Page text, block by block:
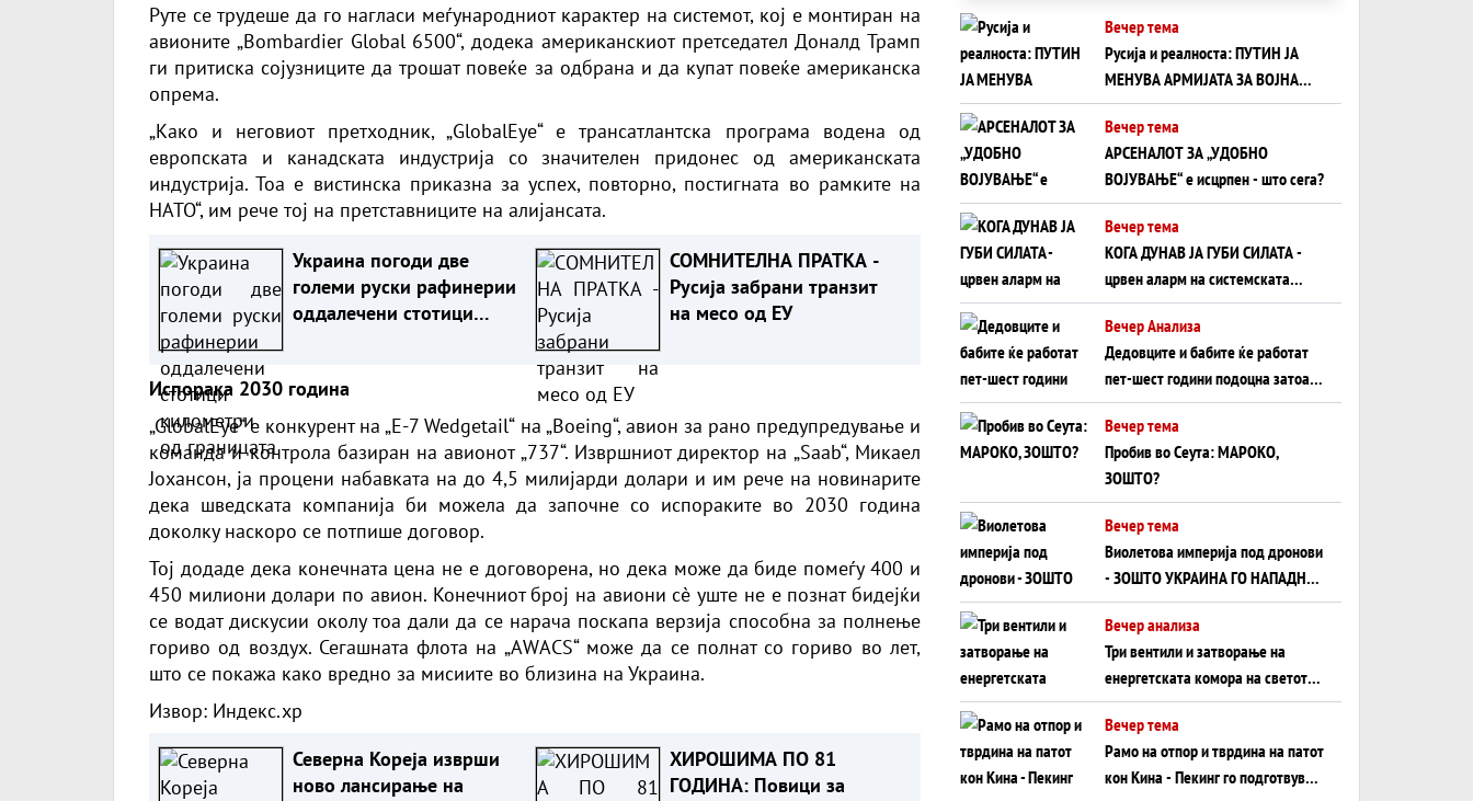
Руте се трудеше да го нагласи меѓународниот карактер на системот, кој е монтиран на
авионите „Bombardier Global 6500“, додека американскиот претседател Доналд Трамп
ги притиска сојузниците да трошат повеќе за одбрана и да купат повеќе американска
опрема.
„Како и неговиот претходник, „GlobalEye“ е трансатлантска програма водена од
европската и канадската индустрија со значителен придонес од американската
индустрија. Тоа е вистинска приказна за успех, повторно, постигната во рамките на
НАТО“, им рече тој на претставниците на алијансата.
Украина погоди две
големи руски рафинерии
оддалечени стотици
СОМНИТЕЛНА ПРАТКА -
Русија забрани транзит
на месо од ЕУ
Испорака 2030 година
„GlobalEye“ е конкурент на „E-7 Wedgetail“ на „Boeing“, авион за рано предупредување и
команда и контрола базиран на авионот „737“. Извршниот директор на „Saab“, Микаел
Јохансон, ја процени набавката на до 4,5 милијарди долари и им рече на новинарите
дека шведската компанија би можела да започне со испораките во 2030 година
доколку наскоро се потпише договор.
Тој додаде дека конечната цена не е договорена, но дека може да биде помеѓу 400 и
450 милиони долари по авион. Конечниот број на авиони сè уште не е познат бидејќи
се водат дискусии околу тоа дали да се нарача поскапа верзија способна за полнење
гориво од воздух. Сегашната флота на „AWACS“ може да се полнат со гориво во лет,
што се покажа како вредно за мисиите во близина на Украина.
Извор: Индекс.хр
Северна Кореја изврши
ново лансирање на
ХИРОШИМА ПО 81
ГОДИНА: Повици за
Вечер тема
Русија и реалноста: ПУТИН ЈА
МЕНУВА АРМИЈАТА ЗА ВОЈНА
ШТО ОСТАНУВА БЕЗ ФРОНТ
Вечер тема
АРСЕНАЛОТ ЗА „УДОБНО
ВОЈУВАЊЕ“ е исцрпен - што сега?
Вечер тема
КОГА ДУНАВ ЈА ГУБИ СИЛАТА -
црвен аларм на системската
плоча од јужна Германија до
Црното Море...
Вечер Анализа
Дедовците и бабите ќе работат
пет-шест години подоцна затоа
што НЕМААТ ВНУЦИ ДА ГИ
ЗАМЕНАТ
Вечер тема
Пробив во Сеута: МАРОКО,
ЗОШТО?
Вечер тема
Виолетова империја под дронови
- ЗОШТО УКРАИНА ГО НАПАДНА
РУСКИОТ WILDBERRIES
Вечер анализа
Три вентили и затворање на
енергетската комора на светот:
Нападот во Суец најавува
глобален енергетски инфаркт?
Вечер тема
Рамо на отпор и тврдина на патот
кон Кина - Пекинг го подготвува